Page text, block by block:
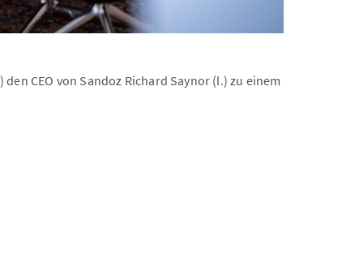
CEO von Sandoz Richard Saynor (l.) zu einem